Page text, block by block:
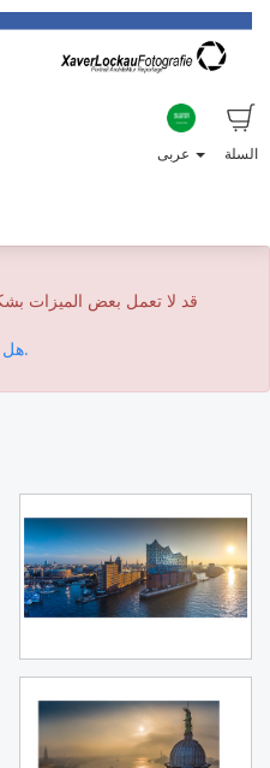
السلة
قد لا تعمل بعض الميزات
هل تحتاج إلى مساعدة؟ راجع تعليماتنا.